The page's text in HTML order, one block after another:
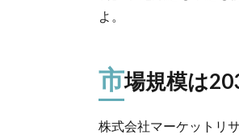
よ。
市場規模は
株式会社マーケットリ